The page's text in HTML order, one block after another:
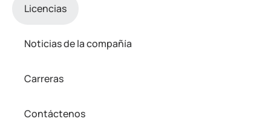
Licencias
Noticias de la compañía
Carreras
Contáctenos